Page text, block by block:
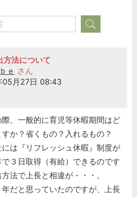
方法について
ｅ さん
05月27日 08:43
、一般的に育児等休暇期間はど
か？省くもの？入れるもの？
は『リフレッシュ休暇』制度が
３日取得（有給）できるのです
法で上長と相違が・・・。
だと思っていたのですが、上長